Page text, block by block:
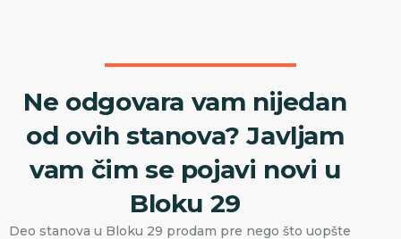
Ne odgovara vam nijedan
od ovih stanova? Javljam
vam čim se pojavi novi u
Bloku 29
Deo stanova u Bloku 29 prodam pre nego što uopšte